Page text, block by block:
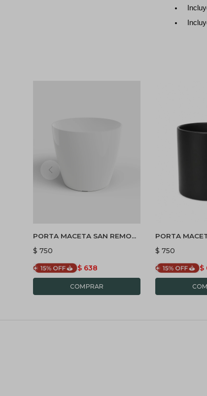
PORTA MACETA SAN REMO
20 BRILLO - BLANCO
$ 750
$ 638
PORTA
MINIMALISTA -
$ 750
$